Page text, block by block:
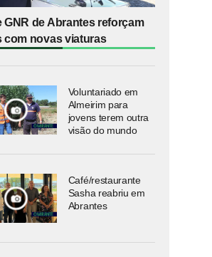
GNR de Abrantes reforçam
com novas viaturas
Voluntariado em
Almeirim para
jovens terem outra
visão do mundo
Café/restaurante
Sasha reabriu em
Abrantes